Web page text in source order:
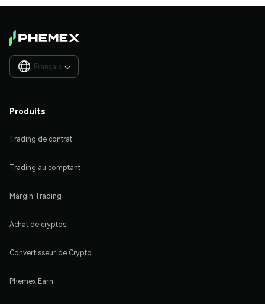
Français 
Produits
Trading de contrat
Trading au comptant
Margin Trading
Achat de cryptos
Convertisseur de Crypto
Phemex Earn